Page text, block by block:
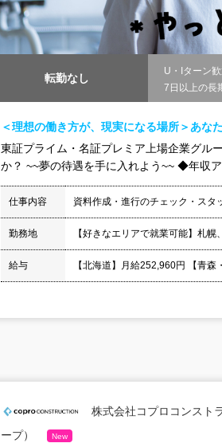
転勤なし
U・Iターン
7日以上の長
＜理想の働き方が、現実になる場所＞あな
東証プライム・名証プレミア上場企業グル
か？ ~~夢の待遇を手に入れよう~~ ◆年収
仕事内容 資料作成・進行のチェック・スタ
勤務地 【好きなエリアで就業可能】札
給与 【北海道】月給252,960円 【青
株式会社コプロコンスト
ープ）
New